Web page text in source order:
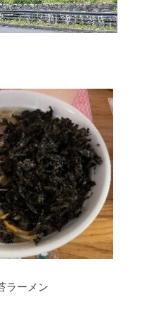
ン